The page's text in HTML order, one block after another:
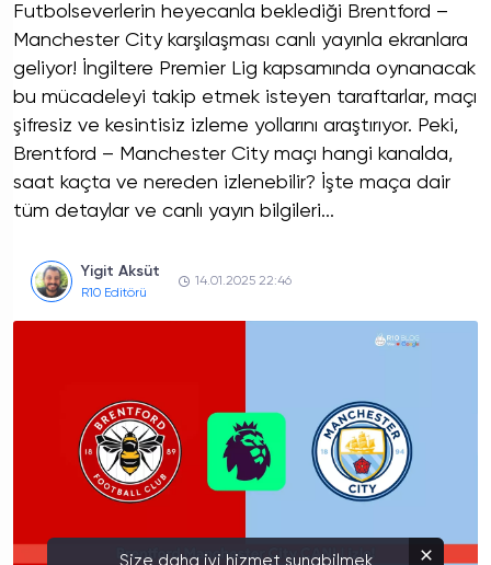
Futbolseverlerin heyecanla beklediği Brentford –
Manchester City karşılaşması canlı yayınla ekranlara
geliyor! İngiltere Premier Lig kapsamında oynanacak
bu mücadeleyi takip etmek isteyen taraftarlar, maçı
şifresiz ve kesintisiz izleme yollarını araştırıyor. Peki,
Brentford – Manchester City maçı hangi kanalda,
saat kaçta ve nereden izlenebilir? İşte maça dair
tüm detaylar ve canlı yayın bilgileri...
Yigit Aksüt
R10 Editörü
14.01.2025 22:46
Size daha iyi hizmet sunabilmek